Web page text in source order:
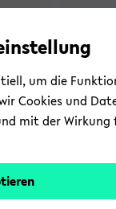
um die
Cookies und
mit der